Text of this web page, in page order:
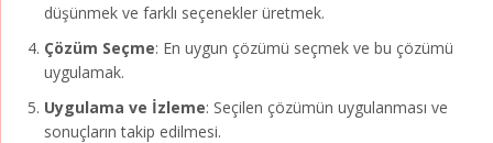
düşünmek ve farklı seçenekler üretmek.
Çözüm Seçme: En uygun çözümü seçmek ve bu çözümü
uygulamak.
Uygulama ve İzleme: Seçilen çözümün uygulanması ve
sonuçların takip edilmesi.